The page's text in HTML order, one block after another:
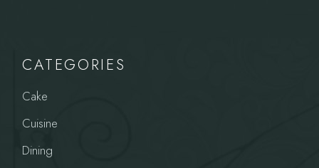
CATEGORIES
Cake
Cuisine
Dining